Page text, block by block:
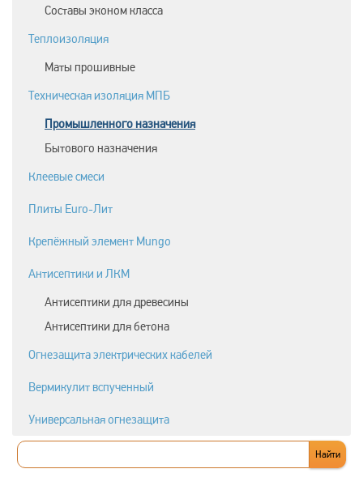
Составы эконом класса
Теплоизоляция
Маты прошивные
Техническая изоляция МПБ
Промышленного назначения
Бытового назначения
Клеевые смеси
Плиты Euro-Лит
Крепёжный элемент Mungo
Антисептики и ЛКМ
Антисептики для древесины
Антисептики для бетона
Огнезащита электрических кабелей
Вермикулит вспученный
Универсальная огнезащита